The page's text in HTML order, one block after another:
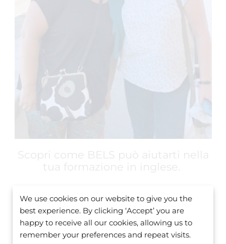
Scopri come BELS può aiutarti nella
tua formazione in inglese.
CONTATTACI
We use cookies on our website to give you the
best experience. By clicking ‘Accept’ you are
happy to receive all our cookies, allowing us to
remember your preferences and repeat visits.